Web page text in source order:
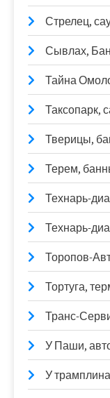
Стрелец,
Сывлах,
Тайна
Таксопарк,
Тверицы,
Терем,
Технарь-
Технарь-
Торопов-
Тортуга,
Транс-
У Паши,
У